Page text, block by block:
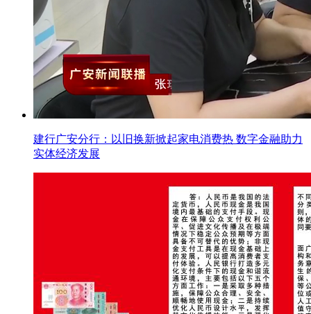
建行广安分行：以旧换新掀起家电消费热 数字金融助力
实体经济发展